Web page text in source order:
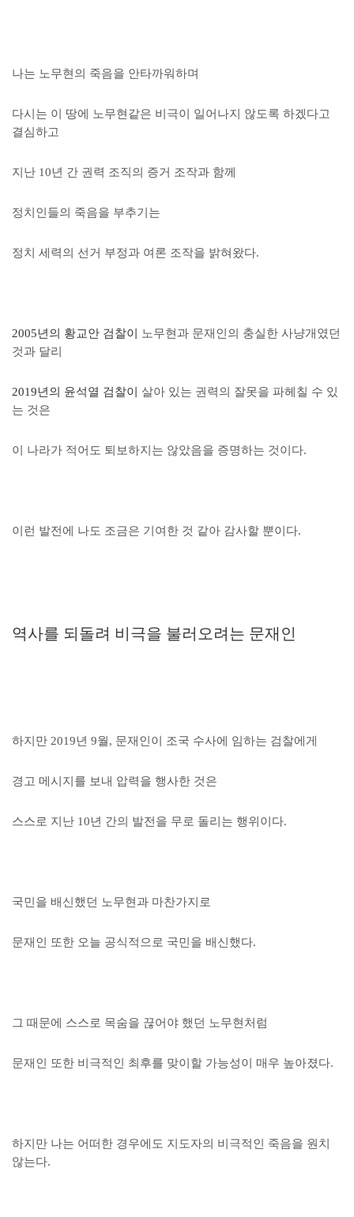
나는 노무현의 죽음을 안타까워하며
다시는 이 땅에 노무현같은 비극이 일어나지 않도록 하겠다고
결심하고
지난 10년 간 권력 조직의 증거 조작과 함께
정치인들의 죽음을 부추기는
정치 세력의 선거 부정과 여론 조작을 밝혀왔다.
2005년의 황교안 검찰이
노무현과 문재인의 충실한 사냥개였던
것과 달리
2019년의 윤석열 검찰이 살아 있는 권력의 잘못을 파헤칠 수 있
는 것은
이 나라가 적어도 퇴보하지는 않았음을 증명하는 것이다.
이런 발전에 나도 조금은 기여한 것 같아 감사할 뿐이다.
역사를 되돌려 비극을 불러오려는 문재인
하지만 2019년 9월, 문재인이 조국 수사에 임하는 검찰에게
경고 메시지를 보내 압력을 행사한 것은
스스로 지난 10년 간의 발전을 무로 돌리는 행위이다.
국민을 배신했던 노무현과 마찬가지로
문재인 또한 오늘 공식적으로 국민을 배신했다.
그 때문에 스스로 목숨을 끊어야 했던 노무현처럼
문재인 또한 비극적인 최후를 맞이할 가능성이 매우 높아졌다.
하지만 나는 어떠한 경우에도 지도자의 비극적인 죽음을 원치
않는다.